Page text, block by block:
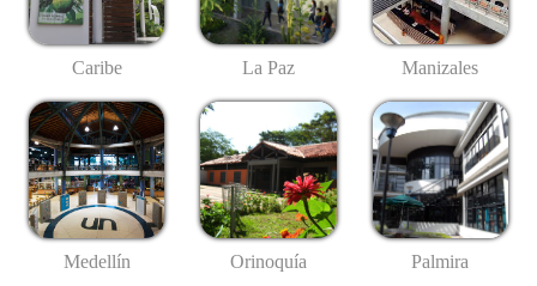
Caribe La Paz Manizales
Medellín Orinoquía Palmira